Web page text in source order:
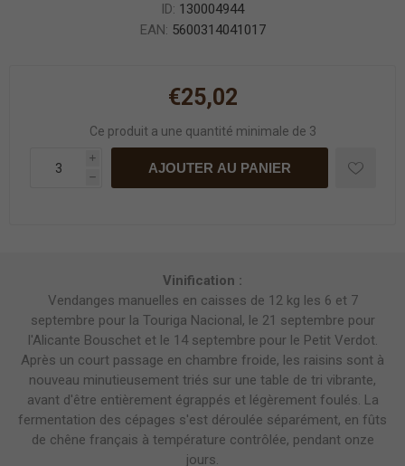
ID: 130004944
EAN: 5600314041017
€25,02
Ce produit a une quantité minimale de 3
i
h
AJOUTER AU PANIER
Vinification :
Vendanges manuelles en caisses de 12 kg les 6 et 7
septembre pour la Touriga Nacional, le 21 septembre pour
l'Alicante Bouschet et le 14 septembre pour le Petit Verdot.
Après un court passage en chambre froide, les raisins sont à
nouveau minutieusement triés sur une table de tri vibrante,
avant d'être entièrement égrappés et légèrement foulés. La
fermentation des cépages s'est déroulée séparément, en fûts
de chêne français à température contrôlée, pendant onze
jours.